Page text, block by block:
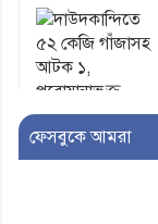
ফেসবুকে আমরা